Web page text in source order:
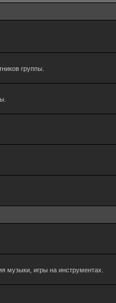
группы.
музыки, игры на инструментах.